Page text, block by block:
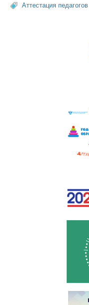
Аттестация педагогов